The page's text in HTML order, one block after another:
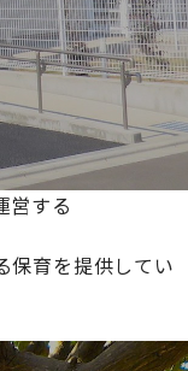
営する
保育を提供してい